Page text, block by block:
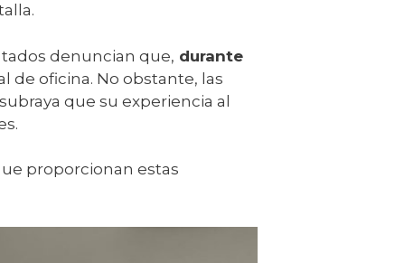
denuncian que, durante
de oficina. No obstante, las
que su experiencia al
proporcionan estas